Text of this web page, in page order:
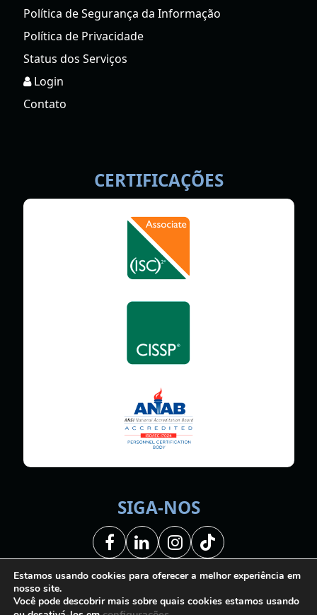
Política de Segurança da Informação
Política de Privacidade
Status dos Serviços
Login
Contato
CERTIFICAÇÕES
SIGA-NOS
Facebook
LinkedIn
Instagram
Tiktok
Estamos usando cookies para oferecer a melhor experiência em
nosso site.
Você pode descobrir mais sobre quais cookies estamos usando